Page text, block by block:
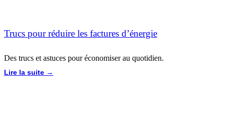
Trucs pour réduire les factures d’énergie
Des trucs et astuces pour économiser au quotidien.
Lire la suite →